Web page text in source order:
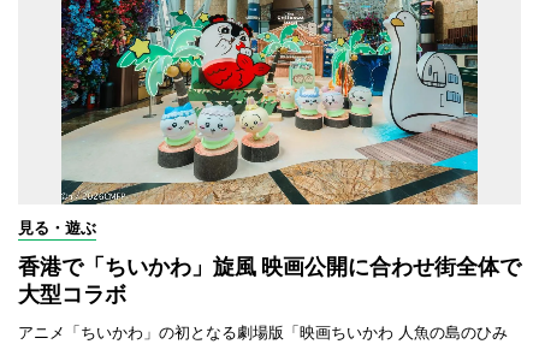
見る・遊ぶ
香港で「ちいかわ」旋風 映画公開に合わせ街全体で
大型コラボ
アニメ「ちいかわ」の初となる劇場版「映画ちいかわ 人魚の島のひみ